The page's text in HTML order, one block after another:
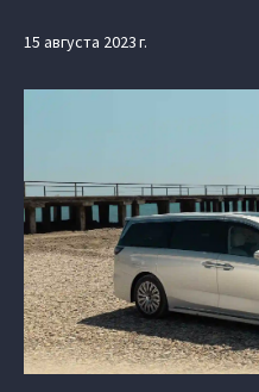
15 августа 2023 г.